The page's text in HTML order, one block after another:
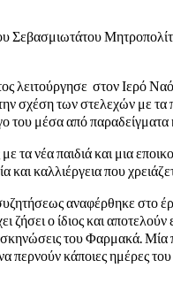
Σεβασμιωτάτου
λειτούργησε στον Ιερό
σχέση των στελεχών με τα
του μέσα από παραδείγματα
τα νέα παιδιά και μια
και καλλιέργεια που
αναφέρθηκε στο
ζήσει ο ίδιος και
του Φαρμακά.
περνούν κάποιες ημέρες